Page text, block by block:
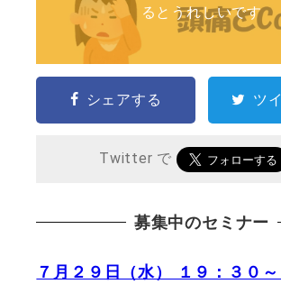
るとうれしいです
シェアする ツ
Twitter で
募集中のセミナー
７月２９日（水） １９：３０